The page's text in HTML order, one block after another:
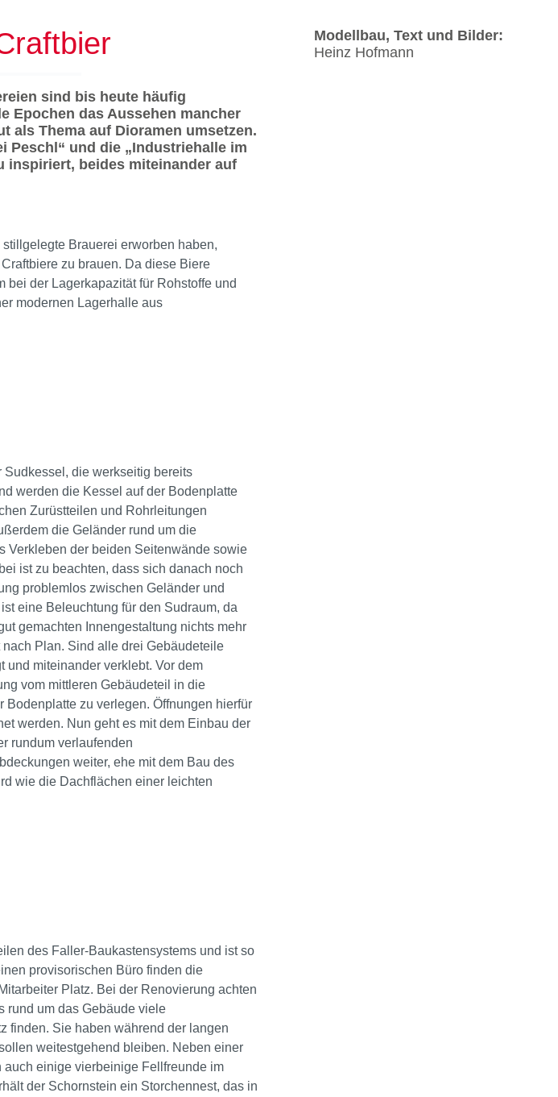
sind bis heute häufig
Epochen das Aussehen mancher
als Thema auf Dioramen umsetzen.
Peschl“ und die „Industriehalle im
inspiriert, beides miteinander auf
Brauerei erworben haben,
zu brauen. Da diese Biere
bei der Lagerkapazität für Rohstoffe und
modernen Lagerhalle aus
Sudkessel, die werkseitig bereits
werden die Kessel auf der Bodenplatte
Zurüstteilen und Rohrleitungen
die Geländer rund um die
Verkleben der beiden Seitenwände sowie
ist zu beachten, dass sich danach noch
problemlos zwischen Geländer und
eine Beleuchtung für den Sudraum, da
gemachten Innengestaltung nichts mehr
Plan. Sind alle drei Gebäudeteile
und miteinander verklebt. Vor dem
vom mittleren Gebäudeteil in die
zu verlegen. Öffnungen hierfür
werden. Nun geht es mit dem Einbau der
rundum verlaufenden
weiter, ehe mit dem Bau des
wie die Dachflächen einer leichten
des Faller-Baukastensystems und ist so
provisorischen Büro finden die
Platz. Bei der Renovierung achten
rund um das Gebäude viele
finden. Sie haben während der langen
weitestgehend bleiben. Neben einer
einige vierbeinige Fellfreunde im
der Schornstein ein Storchennest, das in
Modellbau, Text und Bilder:
Heinz Hofmann